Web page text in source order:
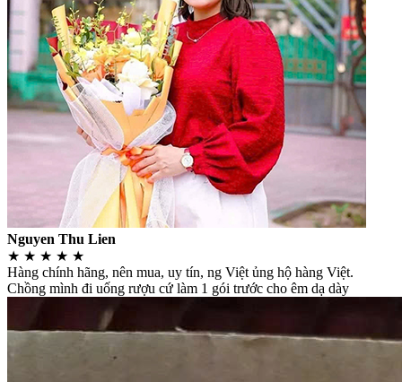
Nguyen Thu Lien
★ ★ ★ ★ ★
Hàng chính hãng, nên mua, uy tín, ng Việt ủng hộ hàng Việt.
Chồng mình đi uống rượu cứ làm 1 gói trước cho êm dạ dày